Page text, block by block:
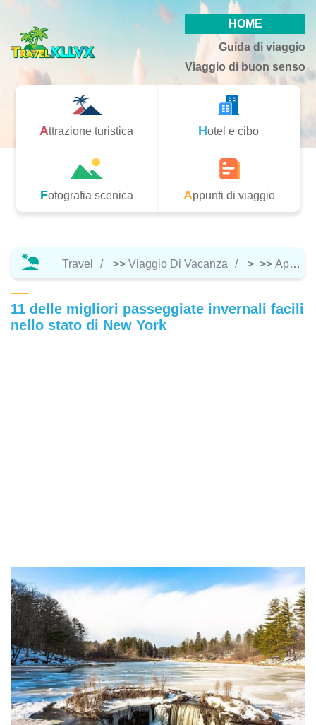
HOME
Guida di viaggio
Viaggio di buon senso
Attrazione turistica Hotel e cibo
Fotografia scenica Appunti di viaggio
Travel >> Viaggio Di Vacanza > >> Appunti Di Viaggio
11 delle migliori passeggiate invernali facili
nello stato di New York